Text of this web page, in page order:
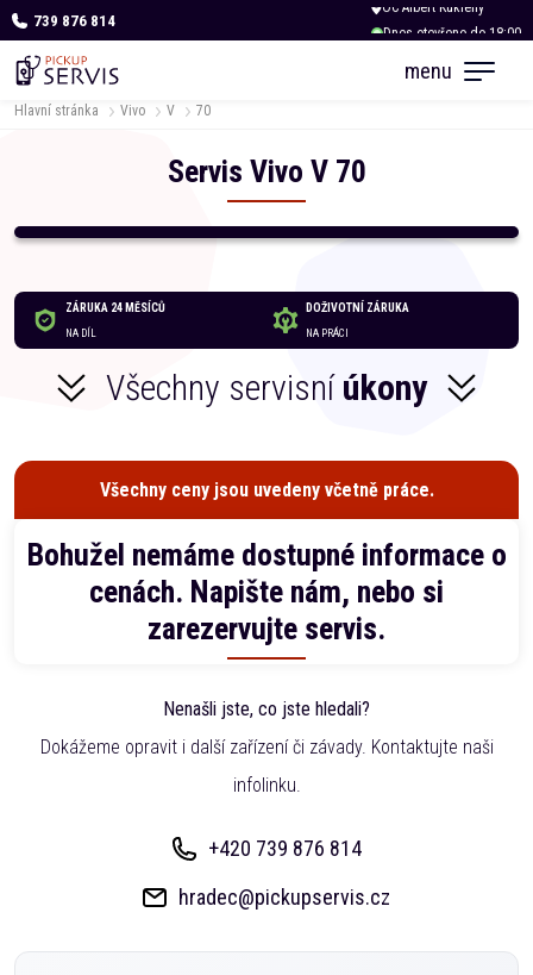
739 876 814
Dnes otevřeno do 18:00
menu
Hlavní stránka Vivo V 70
Servis Vivo V 70
ZÁRUKA 24 MĚSÍCŮ
NA DÍL
DOŽIVOTNÍ ZÁRUKA
NA PRÁCI
Všechny servisní úkony
Všechny ceny jsou uvedeny včetně práce.
Bohužel nemáme dostupné informace o
cenách. Napište nám, nebo si
zarezervujte servis.
Nenašli jste, co jste hledali?
Dokážeme opravit i další zařízení či závady. Kontaktujte naši
infolinku.
+420 739 876 814
hradec@pickupservis.cz